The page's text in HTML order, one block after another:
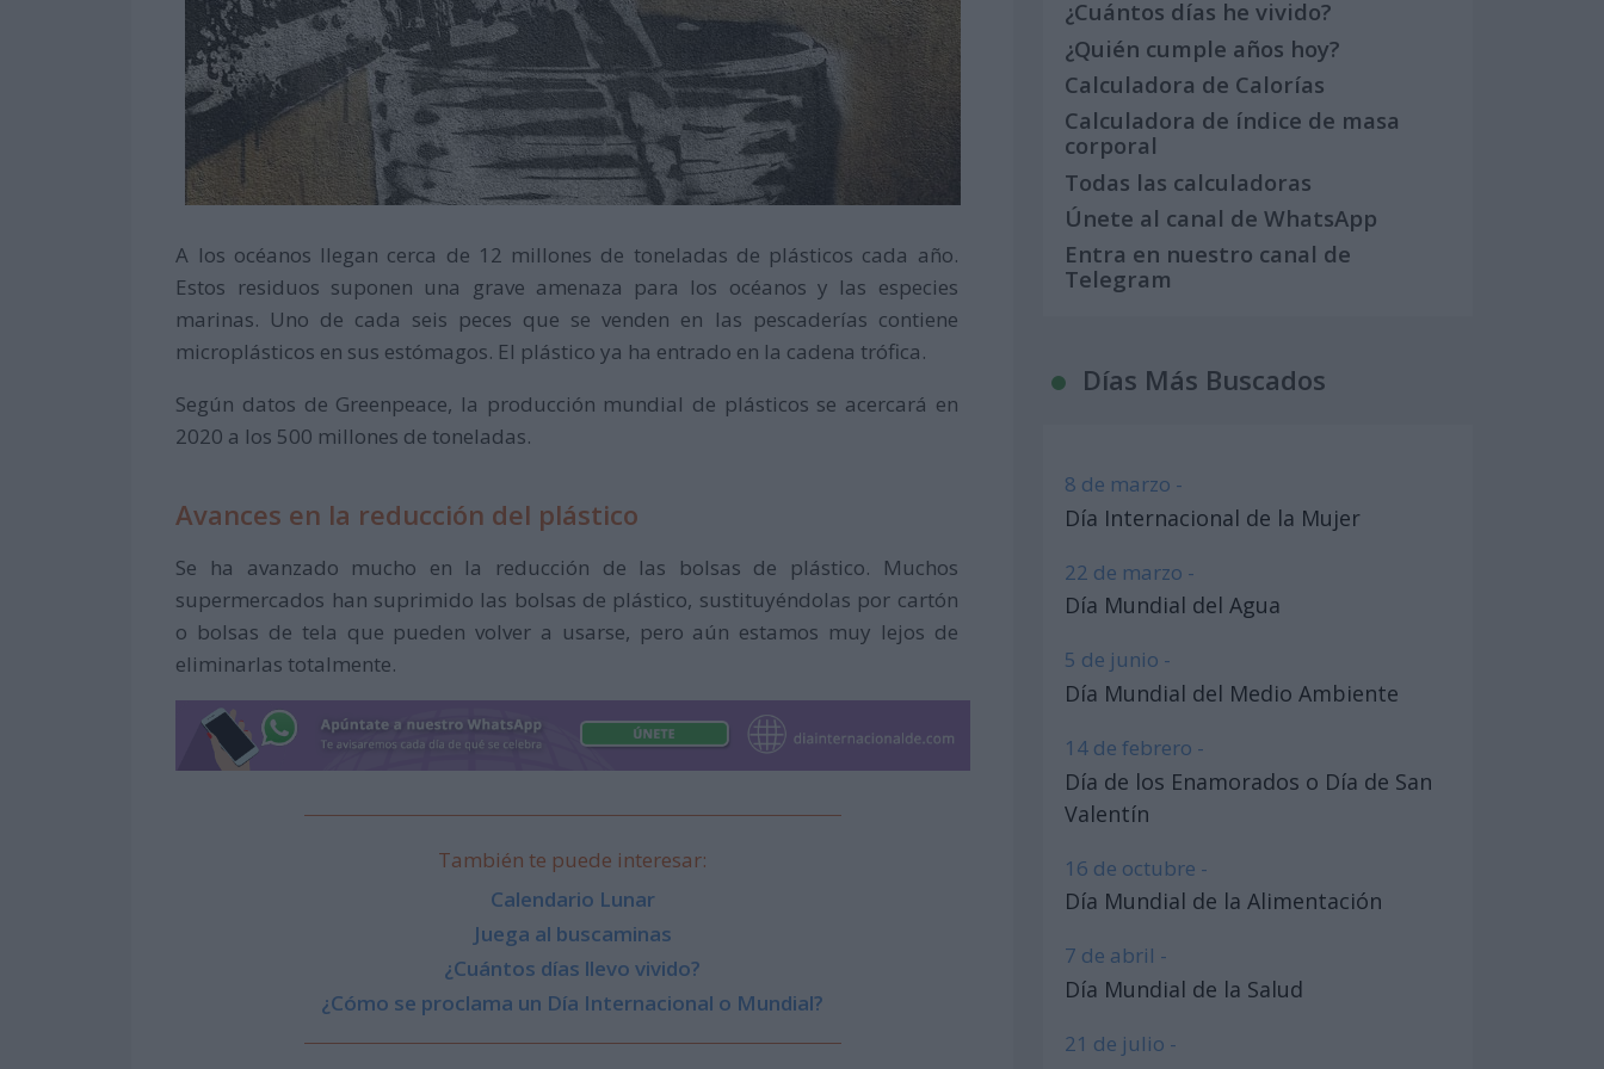
A los océanos llegan cerca de 12 millones de toneladas de plásticos cada año.
Estos residuos suponen una grave amenaza para los océanos y las especies
marinas. Uno de cada seis peces que se venden en las pescaderías contiene
microplásticos en sus estómagos. El plástico ya ha entrado en la cadena trófica.
Según datos de Greenpeace, la producción mundial de plásticos se acercará en
2020 a los 500 millones de toneladas.
Avances en la reducción del plástico
Se ha avanzado mucho en la reducción de las bolsas de plástico. Muchos
supermercados han suprimido las bolsas de plástico, sustituyéndolas por cartón
o bolsas de tela que pueden volver a usarse, pero aún estamos muy lejos de
eliminarlas totalmente.
También te puede interesar:
Calendario Lunar
Juega al buscaminas
¿Cuántos días llevo vivido?
¿Cómo se proclama un Día Internacional o Mundial?
¿Cuántos días he vivido?
¿Quién cumple años hoy?
Calculadora de Calorías
Calculadora de índice de masa
corporal
Todas las calculadoras
Únete al canal de WhatsApp
Entra en nuestro canal de
Telegram
Días Más Buscados
8 de marzo -
Día Internacional de la Mujer
22 de marzo -
Día Mundial del Agua
5 de junio -
Día Mundial del Medio Ambiente
14 de febrero -
Día de los Enamorados o Día de San
Valentín
16 de octubre -
Día Mundial de la Alimentación
7 de abril -
Día Mundial de la Salud
21 de julio -